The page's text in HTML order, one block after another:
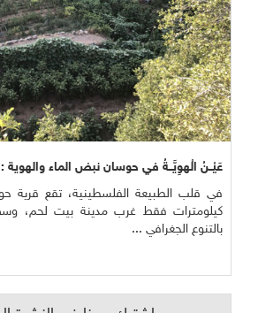
عَيْــنُ الْهوِيَّــةُ في حوسان نبض الماء والهوية :
في قلب الطبيعة الفلسطينية، تقع قرية
كيلومترات فقط غرب مدينة بيت لحم،
بالتنوع الجغرافي ...